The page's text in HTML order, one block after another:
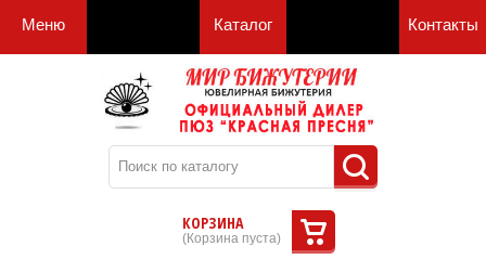
Меню Каталог Контакты
КОРЗИНА
(Корзина пуста)